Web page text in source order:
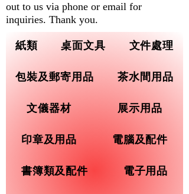
紙類 桌面文具 文件處理
包裝及郵寄用品 茶水間用品
文儀器材 展示用品
印章及用品 電腦及配件
書簿類及配件 電子用品
out to us via phone or email for
inquiries. Thank you.